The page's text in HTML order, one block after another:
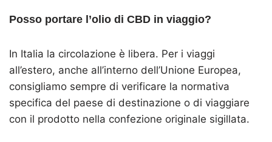
Posso portare l’olio di CBD in viaggio?
In Italia la circolazione è libera. Per i viaggi
all’estero, anche all’interno dell’Unione Europea,
consigliamo sempre di verificare la normativa
specifica del paese di destinazione o di viaggiare
con il prodotto nella confezione originale sigillata.